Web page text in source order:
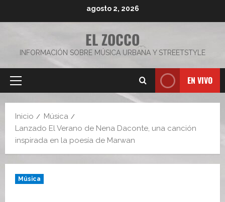
agosto 2, 2026
EL ZOCCO
INFORMACIÓN SOBRE MÚSICA URBANA Y STREETSTYLE
Menú
EN VIVO
Inicio
Música
Lanzado El Verano de Nena Daconte, una canción
inspirada en la poesía de Marwan
Música